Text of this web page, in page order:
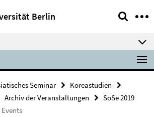
Berlin
Seminar
Koreastudien
Archiv der Veranstaltungen
SoSe 2019